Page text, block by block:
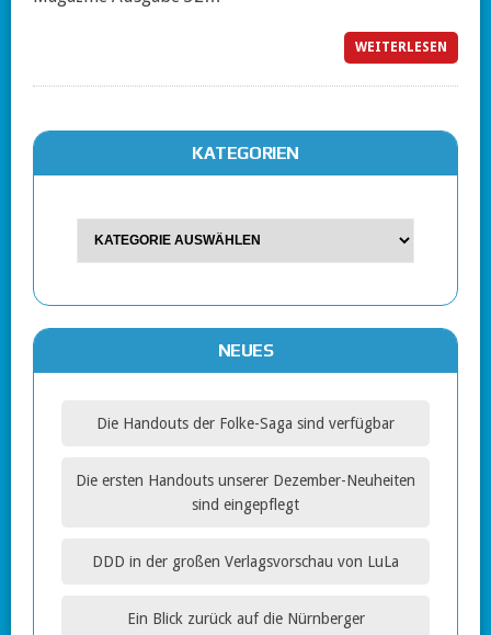
WEITERLESEN
KATEGORIEN
NEUES
Die Handouts der Folke-Saga sind verfügbar
Die ersten Handouts unserer Dezember-Neuheiten
sind eingepflegt
DDD in der großen Verlagsvorschau von LuLa
Ein Blick zurück auf die Nürnberger